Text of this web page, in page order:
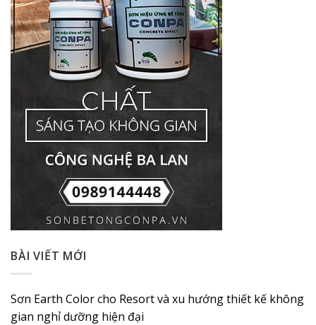
BÀI VIẾT MỚI
Sơn Earth Color cho Resort và xu hướng thiết kế không
gian nghỉ dưỡng hiện đại